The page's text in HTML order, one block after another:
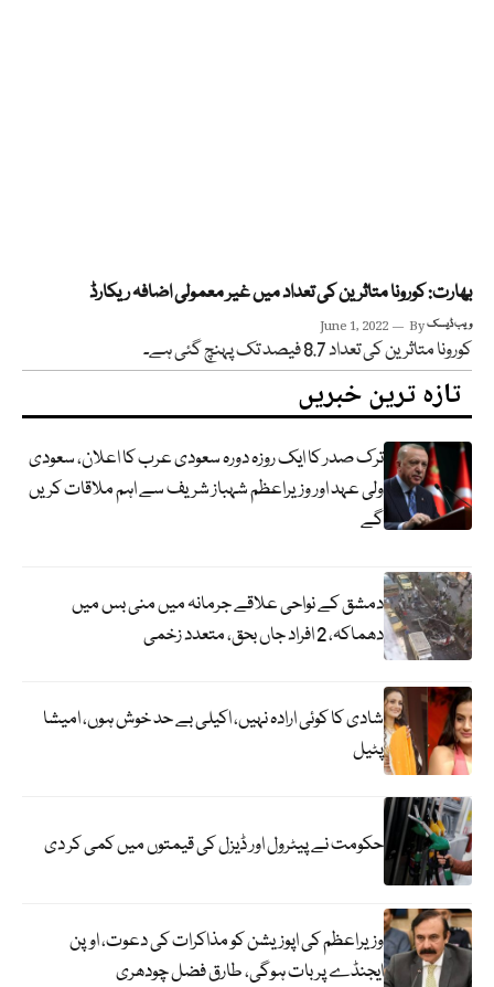
بھارت: کورونا متاثرین کی تعداد میں غیر معمولی اضافہ ریکارڈ
June 1, 2022 Byویب ڈیسک
کورونا متاثرین کی تعداد 8.7 فیصد تک پہنچ گئی ہے۔
تازہ ترین خبریں
ترک صدر کا ایک روزہ دورہ سعودی عرب کا اعلان، سعودی
ولی عہد اور وزیراعظم شہباز شریف سے اہم ملاقات کریں
گے
دمشق کے نواحی علاقے جرمانہ میں منی بس میں
دھماکہ، 2 افراد جاں بحق، متعدد زخمی
شادی کا کوئی ارادہ نہیں، اکیلی بے حد خوش ہوں، امیشا
پٹیل
حکومت نے پیٹرول اور ڈیزل کی قیمتوں میں کمی کر دی
وزیراعظم کی اپوزیشن کو مذاکرات کی دعوت، اوپن
ایجنڈے پر بات ہوگی، طارق فضل چودھری